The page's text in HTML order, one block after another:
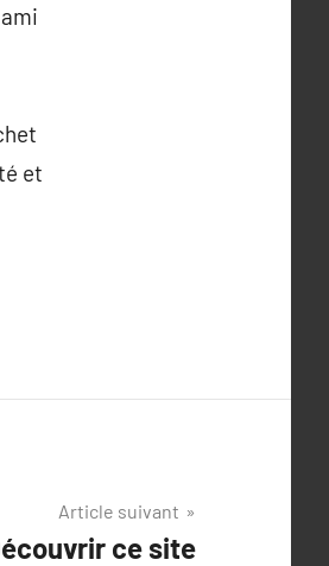
et
Article suivant
ce site